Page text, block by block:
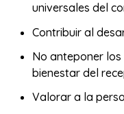
universales del
Contribuir al
No anteponer
bienestar del
Valorar a la